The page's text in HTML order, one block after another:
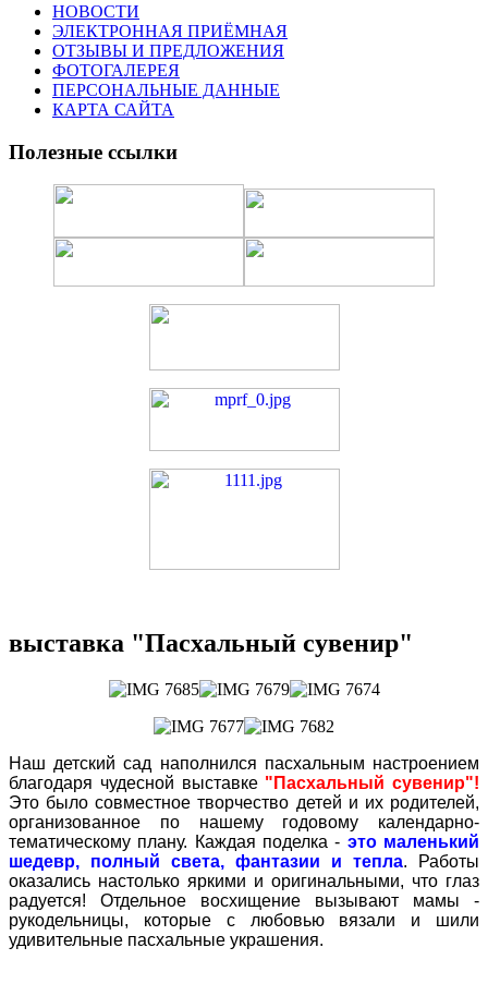
НОВОСТИ
ЭЛЕКТРОННАЯ ПРИЁМНАЯ
ОТЗЫВЫ И ПРЕДЛОЖЕНИЯ
ФОТОГАЛЕРЕЯ
ПЕРСОНАЛЬНЫЕ ДАННЫЕ
КАРТА САЙТА
Полезные ссылки
выставка "Пасхальный сувенир"
Наш детский сад наполнился пасхальным настроением
благодаря чудесной выставке "Пасхальный сувенир"!
Это было совместное творчество детей и их родителей,
организованное по нашему годовому календарно-
тематическому плану. Каждая поделка - это маленький
шедевр, полный света, фантазии и тепла. Работы
оказались настолько яркими и оригинальными, что глаз
радуется! Отдельное восхищение вызывают мамы -
рукодельницы, которые с любовью вязали и шили
удивительные пасхальные украшения.